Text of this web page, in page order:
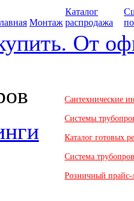
Монтаж
Каталог
распродажа
От
Сантехнические
Системы
Каталог готовых
Система
Розничный прайс-